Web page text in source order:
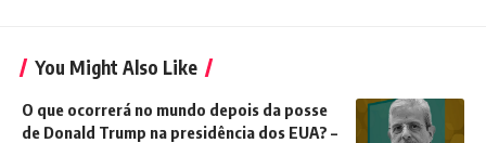
You Might Also Like
O que ocorrerá no mundo depois da posse
de Donald Trump na presidência dos EUA? –